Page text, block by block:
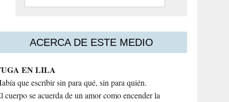
ACERCA DE ESTE MEDIO
EN LILA
que escribir sin para qué, sin para quién.
cuerpo se acuerda de un amor como encender la